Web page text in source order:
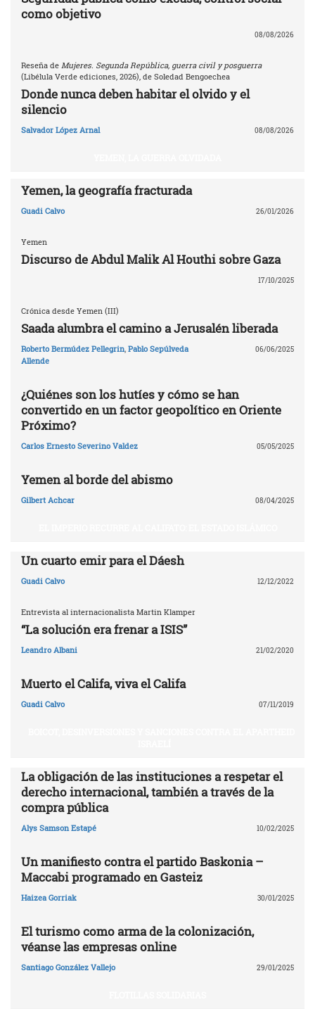
como objetivo
08/08/2026
Reseña de Mujeres. Segunda República, guerra civil y posguerra
(Libélula Verde ediciones, 2026), de Soledad Bengoechea
Donde nunca deben habitar el olvido y el
silencio
Salvador López Arnal 08/08/2026
Yemen, la geografía fracturada
Guadi Calvo 26/01/2026
Yemen
Discurso de Abdul Malik Al Houthi sobre Gaza
17/10/2025
Crónica desde Yemen (III)
Saada alumbra el camino a Jerusalén liberada
Roberto Bermúdez Pellegrin, Pablo Sepúlveda
Allende
06/06/2025
¿Quiénes son los hutíes y cómo se han
convertido en un factor geopolítico en Oriente
Próximo?
Carlos Ernesto Severino Valdez 05/05/2025
Yemen al borde del abismo
Gilbert Achcar 08/04/2025
Un cuarto emir para el Dáesh
Guadi Calvo 12/12/2022
Entrevista al internacionalista Martin Klamper
“La solución era frenar a ISIS”
Leandro Albani 21/02/2020
Muerto el Califa, viva el Califa
Guadi Calvo 07/11/2019
La obligación de las instituciones a respetar el
derecho internacional, también a través de la
compra pública
Alys Samson Estapé 10/02/2025
Un manifiesto contra el partido Baskonia –
Maccabi programado en Gasteiz
Haizea Gorriak 30/01/2025
El turismo como arma de la colonización,
véanse las empresas online
Santiago González Vallejo 29/01/2025